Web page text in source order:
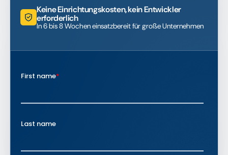
Keine Einrichtungskosten, kein Entwickler
erforderlich
In 6 bis 8 Wochen einsatzbereit für große Unternehmen